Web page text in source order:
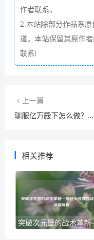
作者联系。
2.本站除部分作品系
道，本站保留其原作
联系!
上一篇
驯服亿万殿下怎么做？这几个技巧让你轻松搞定！
相关推荐